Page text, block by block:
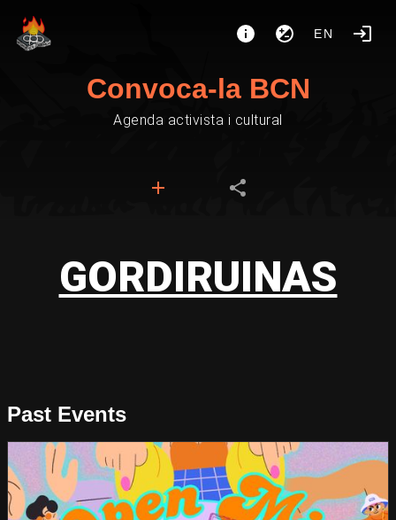
EN
Convoca-la BCN
Agenda activista i cultural
GORDIRUINAS
Past Events